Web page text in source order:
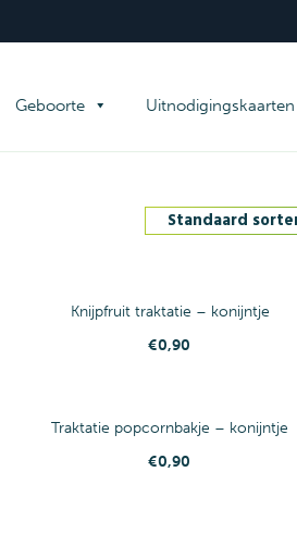
Geboorte Uitnodigingskaarten
Knijpfruit traktatie – konijntje
€0,90
Traktatie popcornbakje – konijntje
€0,90